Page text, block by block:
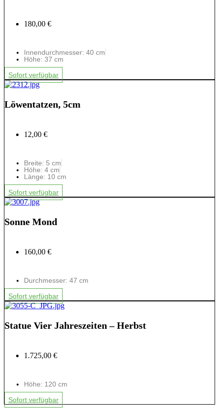
180,00 €
Innendurchmesser: 40 cm
Höhe: 37 cm
Sofort verfügbar
Löwentatzen, 5cm
12,00 €
Breite: 5 cm
Höhe: 4 cm
Länge: 10 cm
Sofort verfügbar
Sonne Mond
160,00 €
Durchmesser: 47 cm
Sofort verfügbar
Statue Vier Jahreszeiten – Herbst
1.725,00 €
Höhe: 120 cm
Sofort verfügbar